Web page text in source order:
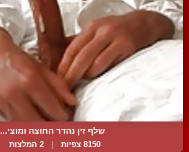
שלף זין נהדר החוצה ומוצי...
8150 צפיות 2 המלצות